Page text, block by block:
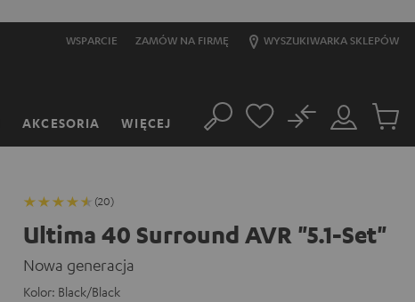
WSPARCIE ZAMÓW NA FIRMĘ WYSZUKIWARKA SKLEPÓW
AKCESORIA WIĘCEJ Szukaj
Moje
konto
No
(20)
Ultima 40 Surround AVR "5.1-Set"
Nowa generacja
Kolor: Black/Black